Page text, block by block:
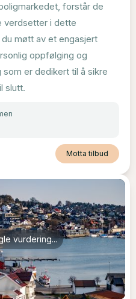
forstår de
verdsetter i dette
møtt av et engasjert
oppfølging og
er dedikert til å sikre
slutt.
Motta tilbud
vurdering...